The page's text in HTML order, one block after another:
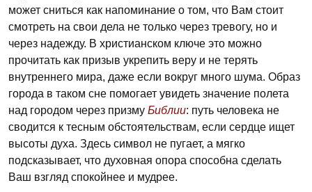
может сниться как напоминание о том, что Вам стоит
смотреть на свои дела не только через тревогу, но и
через надежду. В христианском ключе это можно
прочитать как призыв укрепить веру и не терять
внутреннего мира, даже если вокруг много шума. Образ
города в таком сне помогает увидеть значение полета
над городом через призму Библии: путь человека не
сводится к тесным обстоятельствам, если сердце ищет
высоты духа. Здесь символ не пугает, а мягко
подсказывает, что духовная опора способна сделать
Ваш взгляд спокойнее и мудрее.